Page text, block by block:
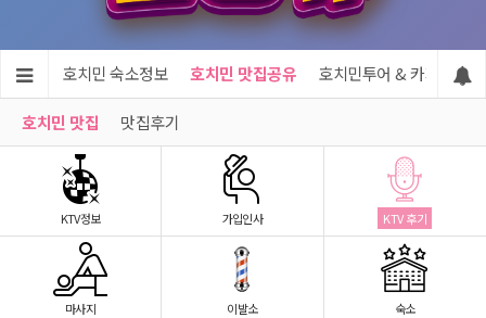
정보 호치민 숙소정보 호치민 맛집공유 호치민투어 & 카지노
호치민 맛집 맛집후기
KTV정보 가입인사 KTV 후기
마사지 이발소 숙소